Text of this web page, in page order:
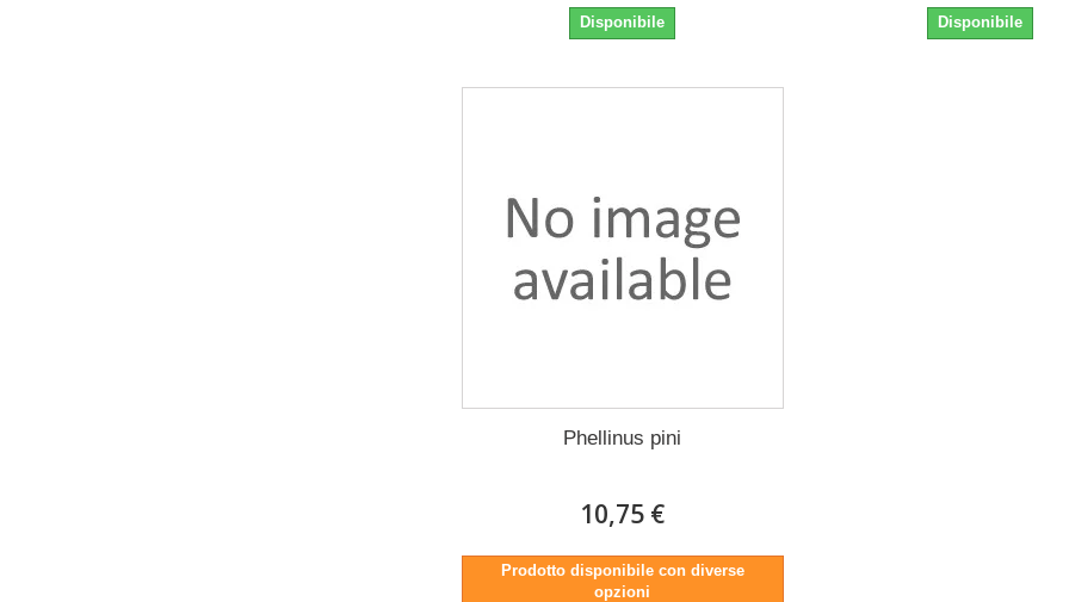
Disponibile Disponibile
Phellinus pini
10,75 €
Prodotto disponibile con diverse
opzioni